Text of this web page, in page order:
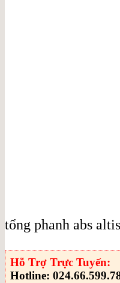
tổng phanh abs
Hỗ Trợ Trực Tuyến:
Hotline: